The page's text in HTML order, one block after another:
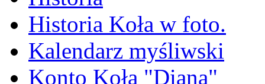
Historia Koła w foto.
Kalendarz myśliwski
Konto Koła "Diana"